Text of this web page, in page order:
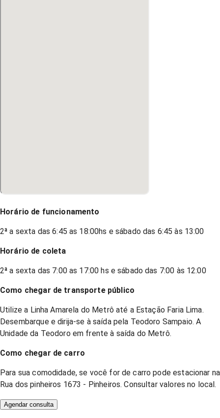
Horário de funcionamento
2ª a sexta das 6:45 as 18:00hs e sábado das 6:45 às 13:00
Horário de coleta
2ª a sexta das 7:00 as 17:00 hs e sábado das 7:00 às 12:00
Como chegar de transporte público
Utilize a Linha Amarela do Metrô até a Estação Faria Lima.
Desembarque e dirija-se à saída pela Teodoro Sampaio. A
Unidade da Teodoro em frente à saída do Metrô.
Como chegar de carro
Para sua comodidade, se você for de carro pode estacionar na
Rua dos pinheiros 1673 - Pinheiros. Consultar valores no local.
Agendar consulta